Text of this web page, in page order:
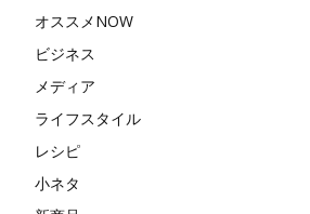
オススメNOW
ビジネス
メディア
ライフスタイル
レシピ
小ネタ